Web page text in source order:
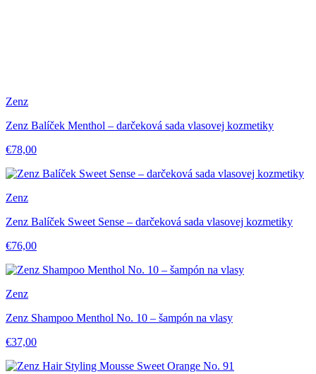
Zenz
Zenz Balíček Menthol – darčeková sada vlasovej kozmetiky
€78,00
Zenz
Zenz Balíček Sweet Sense – darčeková sada vlasovej kozmetiky
€76,00
Zenz
Zenz Shampoo Menthol No. 10 – šampón na vlasy
€37,00